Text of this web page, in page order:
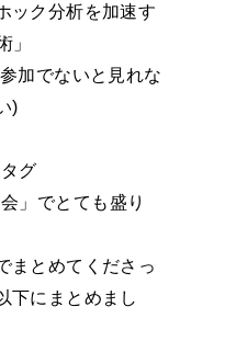
ック分析を加速す
」
加でないと見れな
)
グ
」でとても盛り
まとめてくださっ
下にまとめまし